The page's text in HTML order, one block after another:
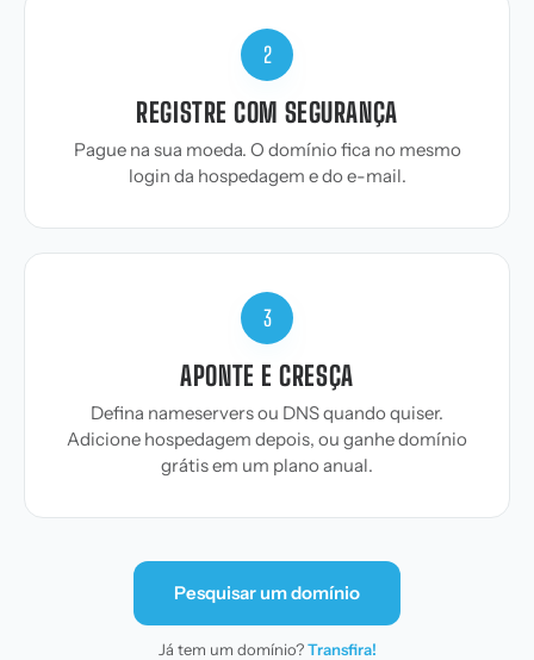
2
REGISTRE COM SEGURANÇA
Pague na sua moeda. O domínio fica no mesmo
login da hospedagem e do e-mail.
3
APONTE E CRESÇA
Defina nameservers ou DNS quando quiser.
Adicione hospedagem depois, ou ganhe domínio
grátis em um plano anual.
Pesquisar um domínio
Já tem um domínio?Transfira!